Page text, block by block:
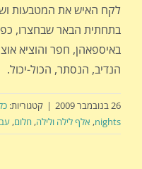
לקח האיש את המטבעות
בתחתית הבאר שבחצרו,
באיספאהן, חפר והוציא
הנדיב, הנסתר, הכול-יכול.
26 בנובמבר 2009 | קטגוריות:
nights
, אלף לילה ולילה, חלום,